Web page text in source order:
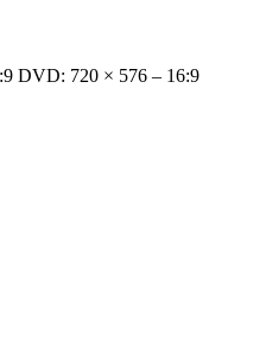
DVD: 720 × 576 – 16:9